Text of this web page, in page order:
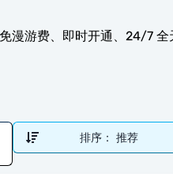
漫游费、即时开通、24/7 全
排序： 推荐